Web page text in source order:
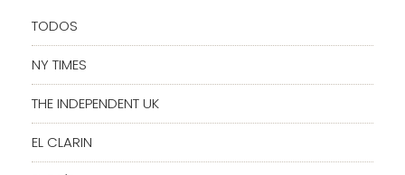
TODOS
NY TIMES
THE INDEPENDENT UK
EL CLARIN